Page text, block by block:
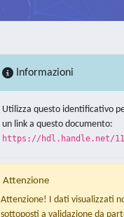
Informazioni
Utilizza questo identificativo
un link a questo documento:
https://hdl.handle.net/
Attenzione
Attenzione! I dati visualizzati
sottoposti a validazione da